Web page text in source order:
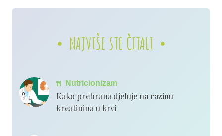
NAJVIŠE STE ČITALI
Nutricionizam
Kako prehrana djeluje na razinu
kreatinina u krvi